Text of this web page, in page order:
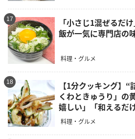
17
「小さじ1混ぜるだ
飯が一気に専門店の
料理・グルメ
18
【1分クッキング】
くわときゅうり」の
嬉しい」「和えるだけ
料理・グルメ